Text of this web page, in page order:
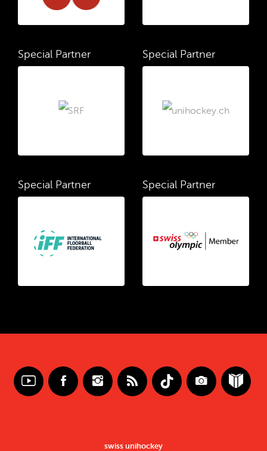
Special Partner Special Partner
Special Partner Special Partner
swiss unihockey